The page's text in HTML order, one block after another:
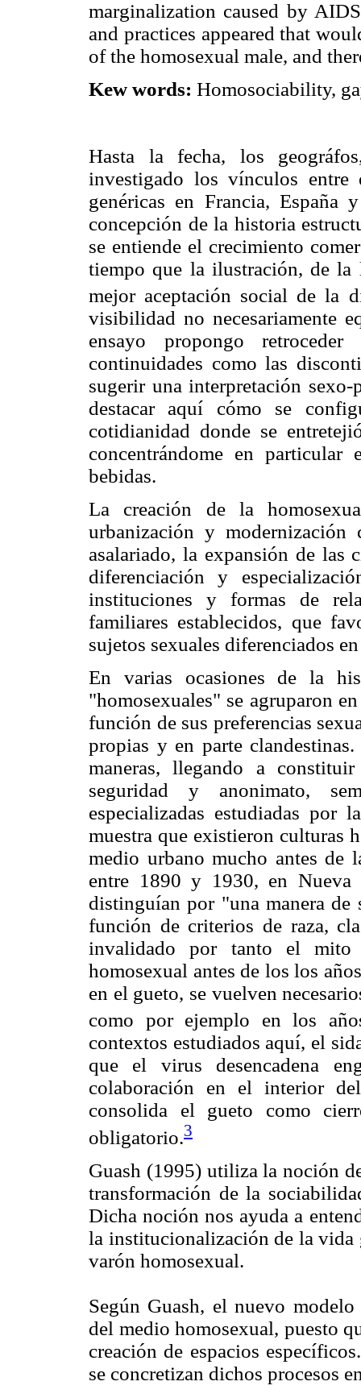
marginalization caused by
and practices appeared that
of the homosexual male, and
Kew words: Homosociability,
Hasta la fecha, los
investigado los vínculos
genéricas en Francia,
concepción de la historia
se entiende el crecimiento
tiempo que la ilustración, de
mejor aceptación social de la
visibilidad no necesariamente
ensayo propongo
continuidades como las
sugerir una interpretación
destacar aquí cómo se
cotidianidad donde se
concentrándome en particular
bebidas.
La creación de la
urbanización y
asalariado, la expansión de las
diferenciación y
instituciones y formas de
familiares establecidos, que
sujetos sexuales diferenciados
En varias ocasiones de la
"homosexuales" se agruparon
función de sus preferencias
propias y en parte
maneras, llegando a
seguridad y anonimato,
especializadas estudiadas por
muestra que existieron culturas
medio urbano mucho antes de
entre 1890 y 1930, en Nueva
distinguían por "una manera
función de criterios de raza,
invalidado por tanto el
homosexual antes de los los
en el gueto, se vuelven
como por ejemplo en los
contextos estudiados aquí, el
que el virus desencadena
colaboración en el interior
consolida el gueto como
obligatorio.3
Guash (1995) utiliza la noción
transformación de la
Dicha noción nos ayuda a
la institucionalización de la vida
varón homosexual.
Según Guash, el nuevo
del medio homosexual, puesto
creación de espacios
se concretizan dichos procesos